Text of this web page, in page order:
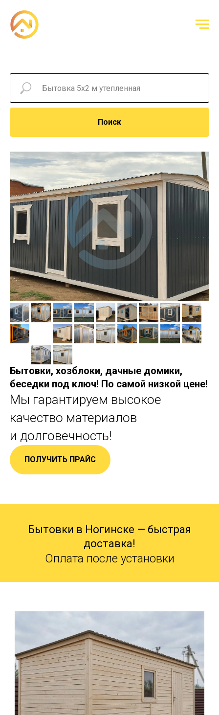
Поиск
Бытовки, хозблоки, дачные домики,
беседки под ключ! По самой низкой цене!
Мы гарантируем высокое
качество материалов
и долговечность!
ПОЛУЧИТЬ ПРАЙС
Бытовки в Ногинске — быстрая
доставка!
Оплата после установки